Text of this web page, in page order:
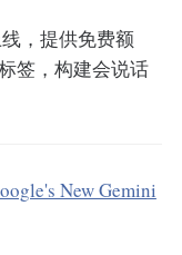
，提供免费额
签，构建会说话
New Gemini